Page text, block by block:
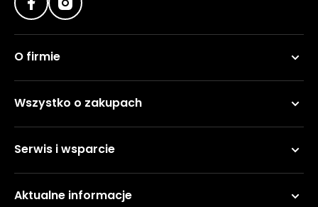
O firmie
Wszystko o zakupach
Serwis i wsparcie
Aktualne informacje